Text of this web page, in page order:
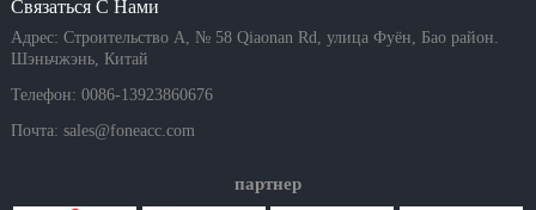
Связаться С Нами
Адрес: Строительство A, № 58 Qiaonan Rd, улица Фуён, Бао район.
Шэньчжэнь, Китай
Телефон: 0086-13923860676
Почта: sales@foneacc.com
партнер